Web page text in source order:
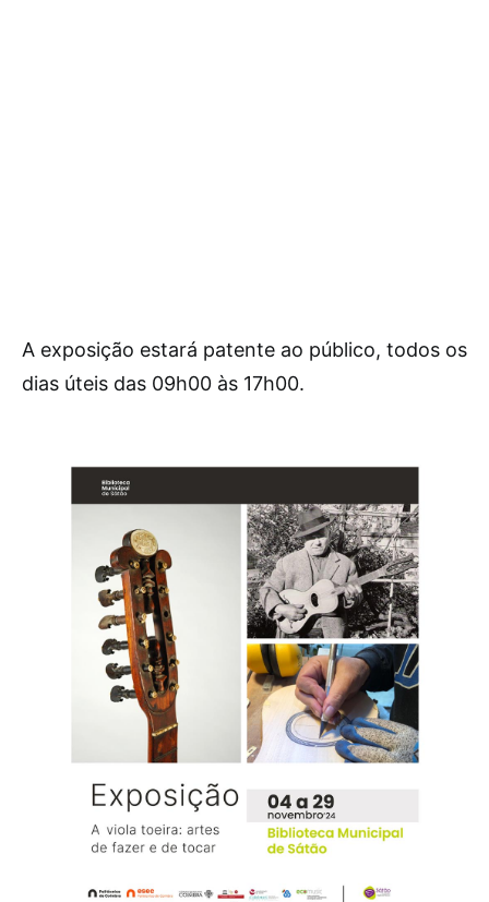
A exposição estará patente ao público, todos os
dias úteis das 09h00 às 17h00.